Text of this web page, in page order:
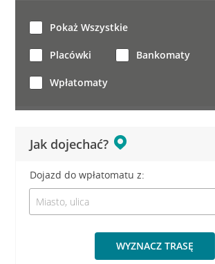
Jak dojechać?
Dojazd do wpłatomatu z:
WYZNACZ TRASĘ
Pokaż Wszystkie
Placówki Bankomaty
Wpłatomaty